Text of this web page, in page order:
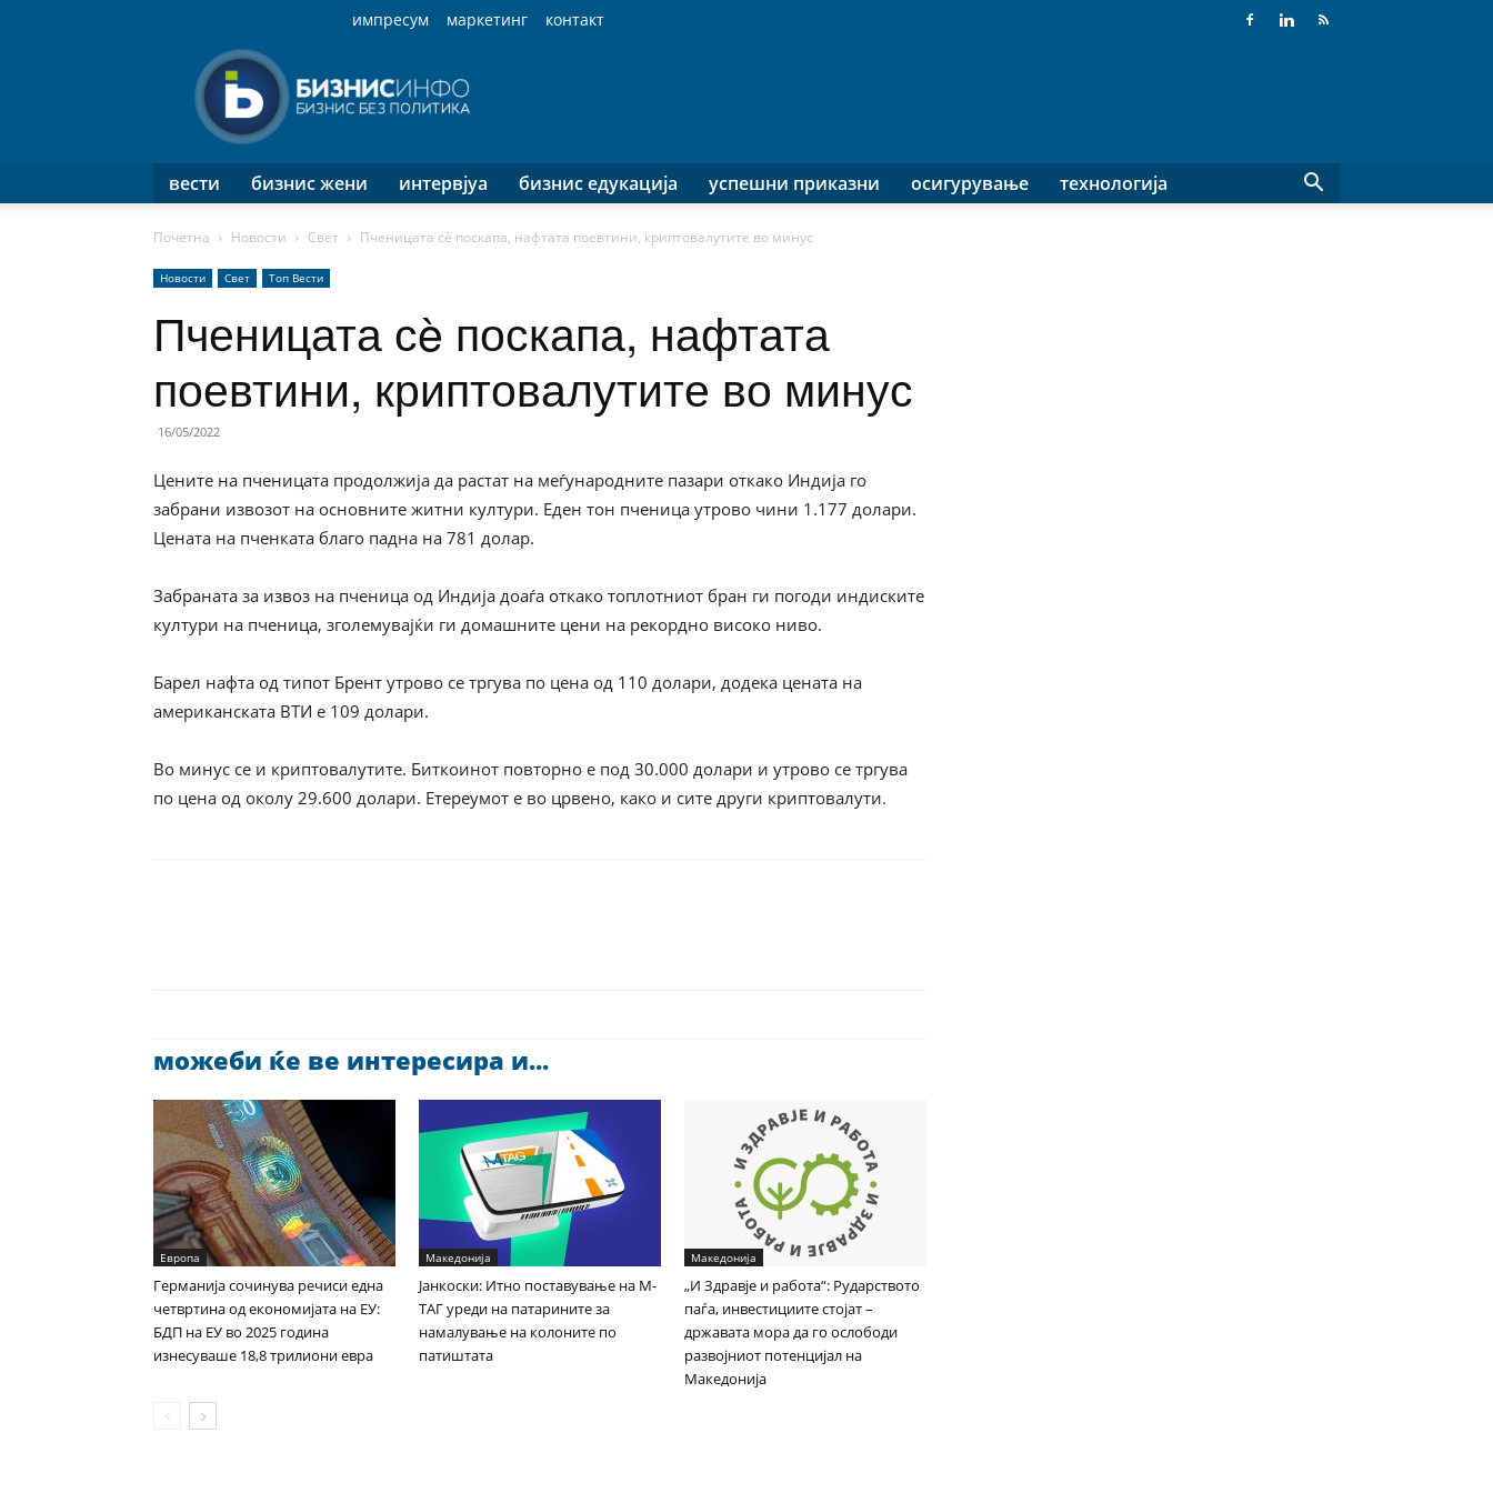
импресум маркетинг
контакт
Инфо
вести бизнис жени интервјуа бизнис едукација успешни приказни осигурување технологија
Почетна Новости Свет Пченицата сè поскапа, нафтата поевтини, криптовалутите во минус
Новости Свет Топ Вести
Пченицата сè поскапа, нафтата
поевтини, криптовалутите во минус
16/05/2022
Цените на пченицата продолжија да растат на меѓународните пазари откако Индија го
забрани извозот на основните житни култури. Еден тон пченица утрово чини 1.177 долари.
Цената на пченката благо падна на 781 долар.
Забраната за извоз на пченица од Индија доаѓа откако топлотниот бран ги погоди индиските
култури на пченица, зголемувајќи ги домашните цени на рекордно високо ниво.
Барел нафта од типот Брент утрово се тргува по цена од 110 долари, додека цената на
американската ВТИ е 109 долари.
Во минус се и криптовалутите. Биткоинот повторно е под 30.000 долари и утрово се тргува
по цена од околу 29.600 долари. Eтереумот е во црвено, како и сите други криптовалути.
можеби ќе ве интересира и...
Европа
Германија сочинува речиси една
четвртина од економијата на ЕУ:
БДП на ЕУ во 2025 година
изнесуваше 18,8 трилиони евра
Македонија
Јанкоски: Итно поставување на М-
ТАГ уреди на патарините за
намалување на колоните по
патиштата
Македонија
„И Здравје и работа“: Рударството
паѓа, инвестициите стојат –
државата мора да го ослободи
развојниот потенцијал на
Македонија